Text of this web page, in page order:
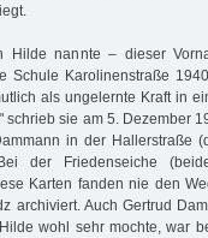
Hilde nannte – dieser
Schule Karolinenstraße
als ungelernte Kraft in
schrieb sie am 5. Dezember
in der Hallerstraße
der Friedenseiche
Karten fanden nie den
archiviert. Auch Gertrud
wohl sehr mochte, war